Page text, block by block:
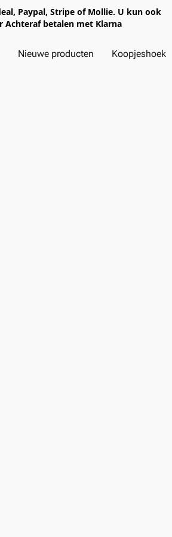
Paypal, Stripe of Mollie. U kun ook
Achteraf betalen met Klarna
Nieuwe producten Koopjeshoek